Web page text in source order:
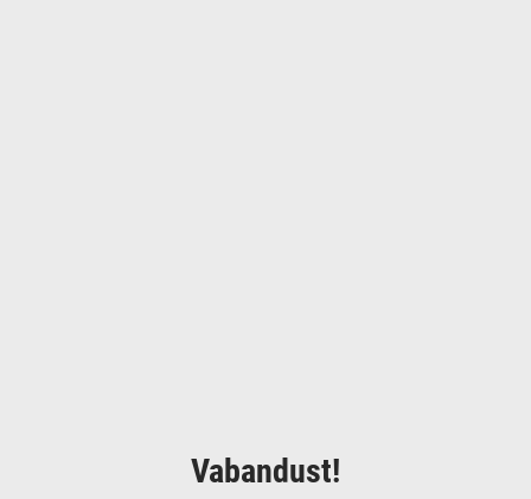
Vabandust!